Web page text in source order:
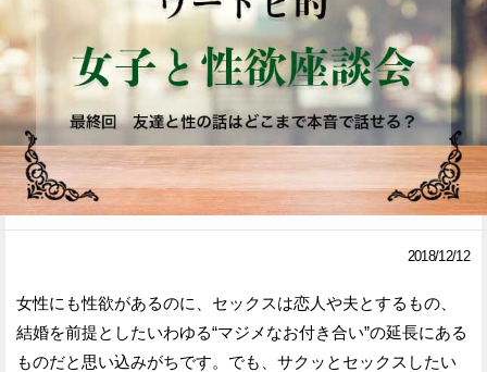
アイテム
検
索
Facebook
ェ
ア
Twitter
ェ
ア
2018/12/12
女性にも性欲があるのに、セックスは恋人や夫とするもの、
結婚を前提としたいわゆる“マジメなお付き合い”の延長にある
ものだと思い込みがちです。でも、サクッとセックスしたい